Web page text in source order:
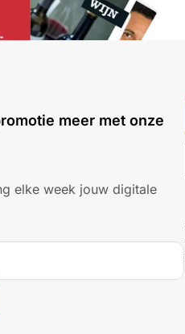
meer met onze
elke week jouw digitale